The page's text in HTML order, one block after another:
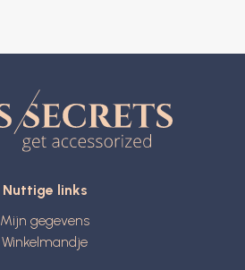
Nuttige links
Mijn gegevens
Winkelmandje